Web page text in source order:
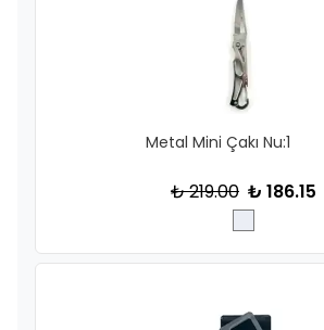
Metal Mini Çakı Nu:1
₺ 219.00 ₺ 186.15